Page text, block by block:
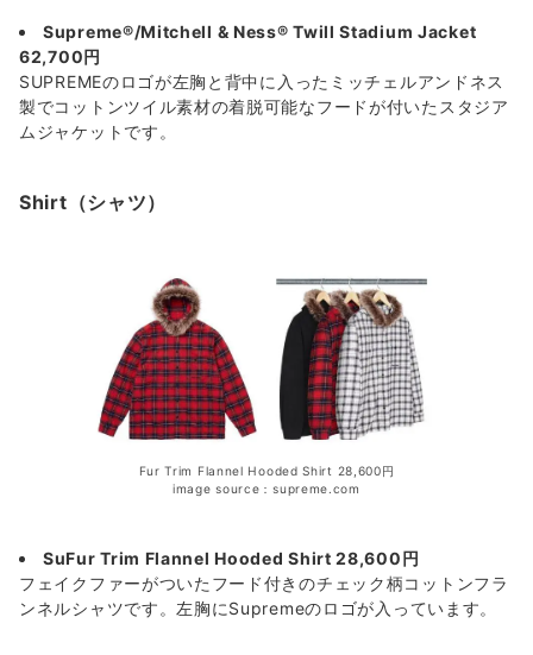
Supreme®/Mitchell & Ness® Twill Stadium Jacket
62,700円
SUPREMEのロゴが左胸と背中に入ったミッチェルアンドネス
製でコットンツイル素材の着脱可能なフードが付いたスタジア
ムジャケットです。
Shirt（シャツ）
Fur Trim Flannel Hooded Shirt 28,600円
image source：supreme.com
SuFur Trim Flannel Hooded Shirt 28,600円
フェイクファーがついたフード付きのチェック柄コットンフラ
ンネルシャツです。左胸にSupremeのロゴが入っています。